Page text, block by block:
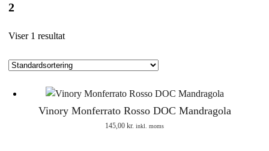
2
Viser 1 resultat
Vinory Monferrato Rosso DOC Mandragola
145,00 kr. inkl. moms